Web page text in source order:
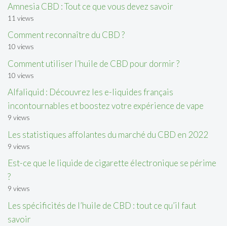
Amnesia CBD : Tout ce que vous devez savoir
11 views
Comment reconnaître du CBD ?
10 views
Comment utiliser l’huile de CBD pour dormir ?
10 views
Alfaliquid : Découvrez les e-liquides français
incontournables et boostez votre expérience de vape
9 views
Les statistiques affolantes du marché du CBD en 2022
9 views
Est-ce que le liquide de cigarette électronique se périme
?
9 views
Les spécificités de l’huile de CBD : tout ce qu’il faut
savoir